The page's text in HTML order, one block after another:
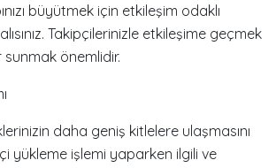
büyütmek için etkileşim odaklı
Takipçilerinizle etkileşime geçmek
önemlidir.
daha geniş kitlelere ulaşmasını
yükleme işlemi yaparken ilgili ve